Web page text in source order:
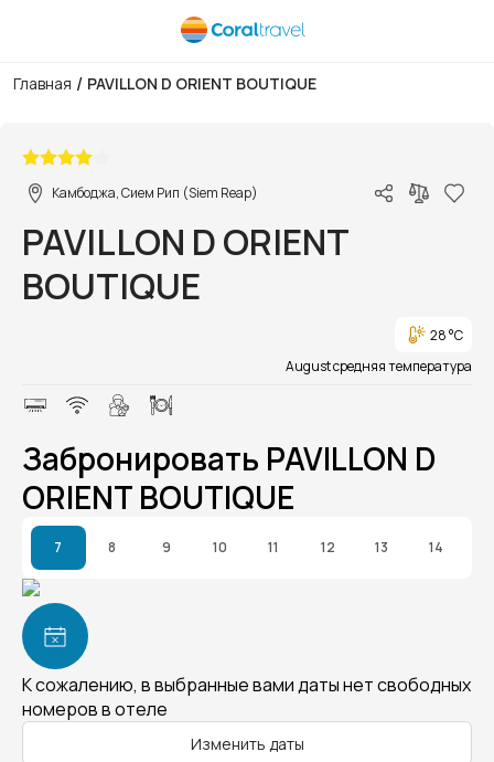
Главная / PAVILLON D ORIENT BOUTIQUE
Камбоджа, Сием Рип (Siem Reap)
PAVILLON D ORIENT
BOUTIQUE
28 °C
August средняя температура
Забронировать PAVILLON D
ORIENT BOUTIQUE
7 8 9 10 11 12 13 14
К сожалению, в выбранные вами даты нет свободных
номеров в отеле
Изменить даты